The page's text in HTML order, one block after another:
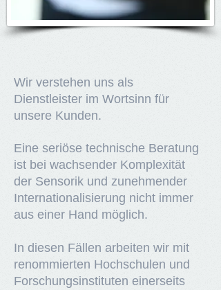
Wir verstehen uns als
Dienstleister im Wortsinn für
unsere Kunden.
Eine seriöse technische Beratung
ist bei wachsender Komplexität
der Sensorik und zunehmender
Internationalisierung nicht immer
aus einer Hand möglich.
In diesen Fällen arbeiten wir mit
renommierten Hochschulen und
Forschungsinstituten einerseits